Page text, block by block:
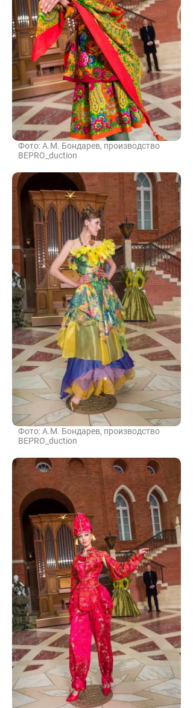
Фото: А.М. Бондарев, производство
BEPRO_duction
Фото: А.М. Бондарев, производство
BEPRO_duction